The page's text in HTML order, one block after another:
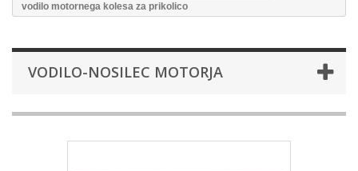
vodilo motornega kolesa za prikolico
VODILO-NOSILEC MOTORJA